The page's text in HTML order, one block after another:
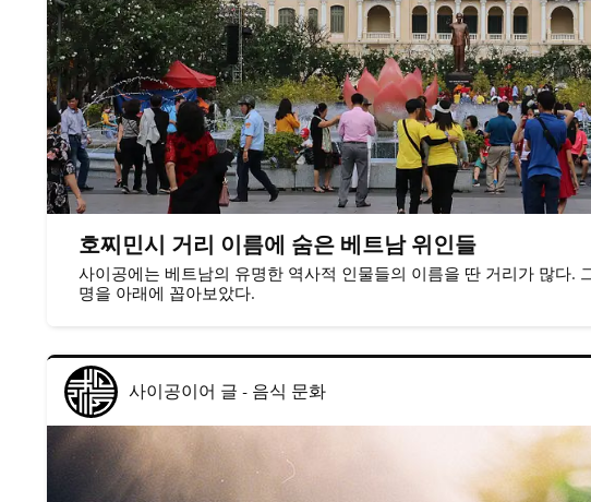
호찌민시 거리 이름에 숨은 베트남 위인들
사이공에는 베트남의 유명한 역사적 인물들의 이름을 딴 거리가 많다.
명을 아래에 꼽아보았다.
사이공이어 글 - 음식 문화